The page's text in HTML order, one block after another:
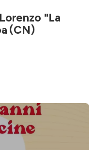
"La
(CN)